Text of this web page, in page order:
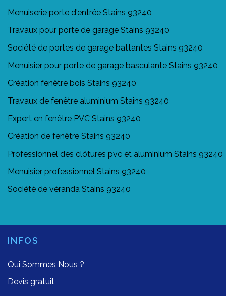
Menuiserie porte d'entrée Stains 93240
Travaux pour porte de garage Stains 93240
Société de portes de garage battantes Stains 93240
Menuisier pour porte de garage basculante Stains 93240
Création fenêtre bois Stains 93240
Travaux de fenêtre aluminium Stains 93240
Expert en fenêtre PVC Stains 93240
Création de fenêtre Stains 93240
Professionnel des clôtures pvc et aluminium Stains 93240
Menuisier professionnel Stains 93240
Société de véranda Stains 93240
INFOS
Qui Sommes Nous ?
Devis gratuit